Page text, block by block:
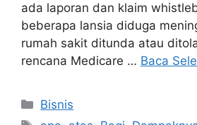
ada laporan dan klaim
beberapa lansia diduga
rumah sakit ditunda atau
rencana Medicare … Baca
Kategori
Bisnis